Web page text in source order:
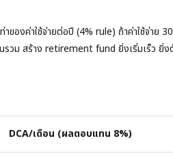
ของค่าใช้จ่ายต่อปี (4% rule) ถ้าค่าใช้จ่าย
วม สร้าง retirement fund ยิ่งเริ่มเร็ว ยิ่ง
DCA/เดือน (ผลตอบแทน 8%)